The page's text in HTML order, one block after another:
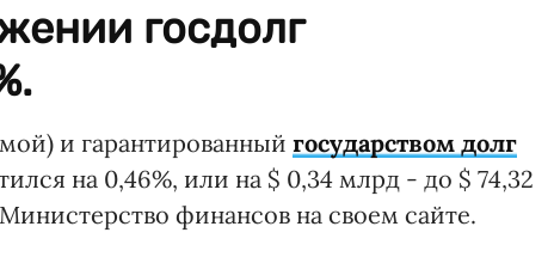
госдолг
и гарантированный государством долг
на 0,46%, или на $ 0,34 млрд - до $ 74,32
финансов на своем сайте.